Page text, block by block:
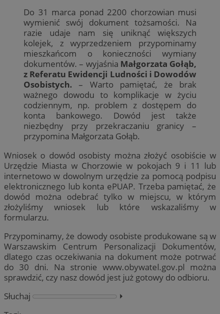
Do 31 marca ponad 2200 chorzowian musi
wymienić swój dokument tożsamości. Na
razie udaje nam się uniknąć większych
kolejek, z wyprzedzeniem przypominamy
mieszkańcom o konieczności wymiany
dokumentów. – wyjaśnia Małgorzata Gołąb,
z Referatu Ewidencji Ludności i Dowodów
Osobistych. – Warto pamiętać, że brak
ważnego dowodu to komplikacje w życiu
codziennym, np. problem z dostępem do
konta bankowego. Dowód jest także
niezbędny przy przekraczaniu granicy –
przypomina Małgorzata Gołąb.
Wniosek o dowód osobisty można złożyć osobiście w
Urzędzie Miasta w Chorzowie w pokojach 9 i 11 lub
internetowo w dowolnym urzędzie za pomocą podpisu
elektronicznego lub konta ePUAP. Trzeba pamiętać, że
dowód można odebrać tylko w miejscu, w którym
złożyliśmy wniosek lub które wskazaliśmy w
formularzu.
Przypominamy, że dowody osobiste produkowane są w
Warszawskim Centrum Personalizacji Dokumentów,
dlatego czas oczekiwania na dokument może potrwać
do 30 dni. Na stronie www.obywatel.gov.pl można
sprawdzić, czy nasz dowód jest już gotowy do odbioru.
Słuchaj
⏵︎